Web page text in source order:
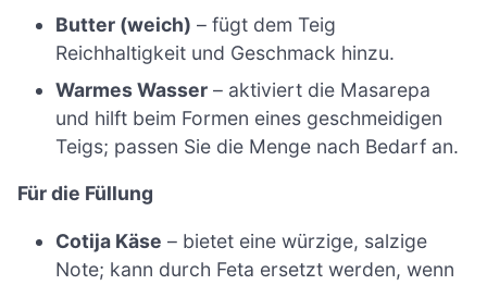
Butter (weich) – fügt dem Teig
Reichhaltigkeit und Geschmack hinzu.
Warmes Wasser – aktiviert die Masarepa
und hilft beim Formen eines geschmeidigen
Teigs; passen Sie die Menge nach Bedarf an.
Für die Füllung
Cotija Käse – bietet eine würzige, salzige
Note; kann durch Feta ersetzt werden, wenn